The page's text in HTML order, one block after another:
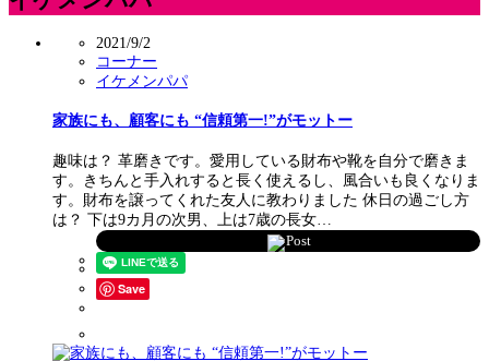
2021/9/2
コーナー
イケメンパパ
家族にも、顧客にも “信頼第一!”がモットー
趣味は？ 革磨きです。愛用している財布や靴を自分で磨きま
す。きちんと手入れすると長く使えるし、風合いも良くなりま
す。財布を譲ってくれた友人に教わりました 休日の過ごし方
は？ 下は9カ月の次男、上は7歳の長女…
Post
Save